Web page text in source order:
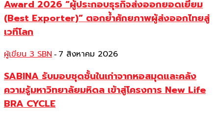
Award 2026 “ผู้ประกอบธุรกิจส่งออกยอดเยี่ยม
(Best Exporter)” ตอกย้ำศักยภาพผู้ส่งออกไทยสู่
เวทีโลก
ผู้เขียน 3 SBN - 7 สิงหาคม 2026
SABINA รับมอบชุดชั้นในเก่าจากหอสมุดและคลัง
ความรู้มหาวิทยาลัยมหิดล เข้าสู่โครงการ New Life
BRA CYCLE